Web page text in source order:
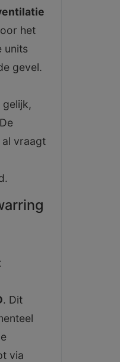
het
units
gevel.
al vraagt
. Dit
via